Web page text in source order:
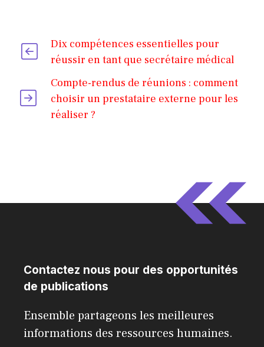
Dix compétences essentielles pour
réussir en tant que secrétaire médical
Compte-rendus de réunions : comment
choisir un prestataire externe pour les
réaliser ?
Contactez nous pour des opportunités
de publications
Ensemble partageons les meilleures
informations des ressources humaines.